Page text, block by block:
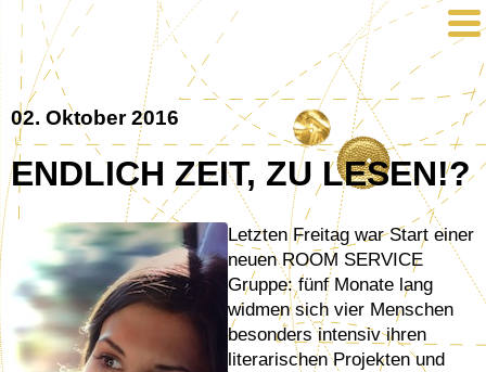
02. Oktober 2016
ENDLICH ZEIT, ZU LESEN!?
Letzten Freitag war Start einer
neuen ROOM SERVICE
Gruppe: fünf Monate lang
widmen sich vier Menschen
besonders intensiv ihren
literarischen Projekten und